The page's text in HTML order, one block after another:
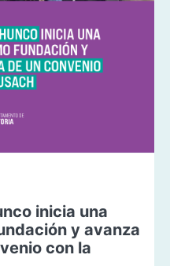
inicia una
y avanza
con la